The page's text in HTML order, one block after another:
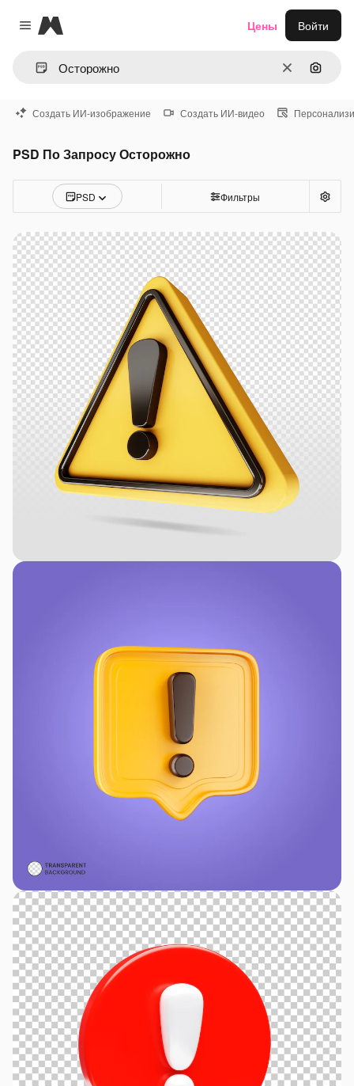
Close menu
Magnific
ОчиститьПоиск
Цены Войти
Создать ИИ-изображение Создать ИИ-видео
PSD По Запросу Осторожно
PSD Фильтры